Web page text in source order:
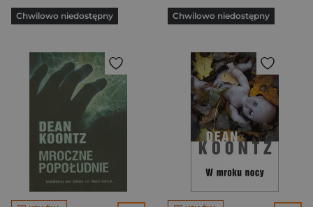
Chwilowo niedostępny Chwilowo niedostępny